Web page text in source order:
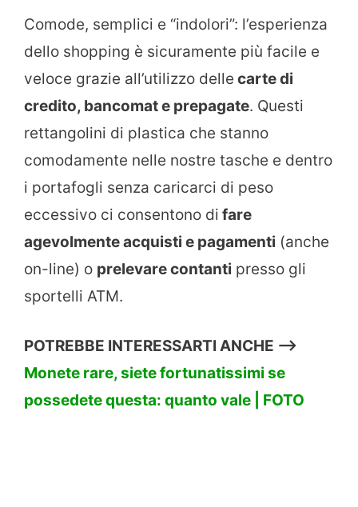
Comode, semplici e “indolori”: l’esperienza
dello shopping è sicuramente più facile e
veloce grazie all’utilizzo delle carte di
credito, bancomat e prepagate. Questi
rettangolini di plastica che stanno
comodamente nelle nostre tasche e dentro
i portafogli senza caricarci di peso
eccessivo ci consentono di fare
agevolmente acquisti e pagamenti (anche
on-line) o prelevare contanti presso gli
sportelli ATM.
POTREBBE INTERESSARTI ANCHE —->
Monete rare, siete fortunatissimi se
possedete questa: quanto vale | FOTO